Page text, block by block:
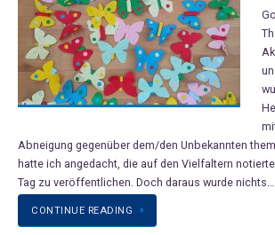
Abneigung gegenüber dem/den Unbekannten
hatte ich angedacht, die auf den Vielfaltern
Tag zu veröffentlichen. Doch daraus wurde nichts…
CONTINUE READING